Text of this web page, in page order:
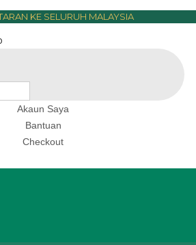
KE SELURUH MALAYSIA
Akaun Saya
Bantuan
Checkout